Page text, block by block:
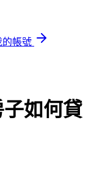
的帳號
如何貸